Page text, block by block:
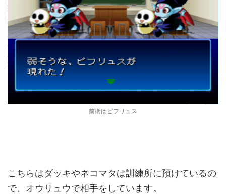
前衛はピフリュス
こちらはダッキやネコマタは訓練所に預けているの
で、オウリュウで相手をしています。